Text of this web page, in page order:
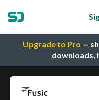
Upgrade to Pro —
downloads,